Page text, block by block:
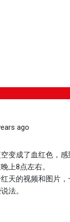
ago
变成了血红色，感
上8点左右。
天的视频和图片，
法。